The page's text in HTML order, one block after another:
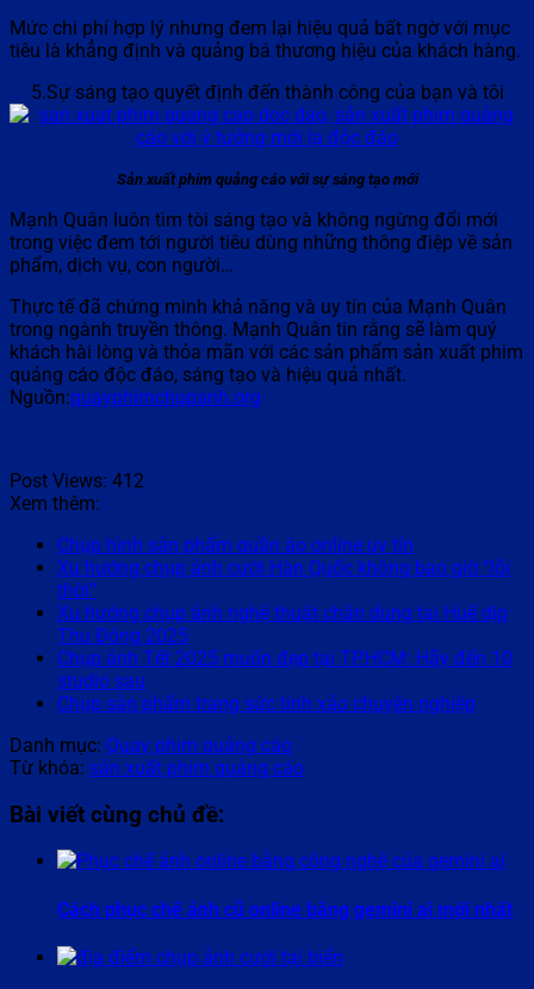
Mức chi phí hợp lý nhưng đem lại hiệu quả bất ngờ với mục
tiêu là khẳng định và quảng bá thương hiệu của khách hàng.
5.Sự sáng tạo quyết định đến thành công của bạn và tôi
Sản xuất phim quảng cáo với sự sáng tạo mới
Mạnh Quân luôn tìm tòi sáng tạo và không ngừng đổi mới
trong việc đem tới người tiêu dùng những thông điệp về sản
phẩm, dịch vụ, con người…
Thực tế đã chứng minh khả năng và uy tín của Mạnh Quân
trong ngành truyền thông. Mạnh Quân tin rằng sẽ làm quý
khách hài lòng và thỏa mãn với các sản phẩm sản xuất phim
quảng cáo độc đáo, sáng tạo và hiệu quả nhất.
Nguồn:quayphimchupanh.org
Post Views: 412
Xem thêm:
Chụp hình sản phẩm quần áo online uy tín
Xu hướng chụp ảnh cưới Hàn Quốc không bao giờ “lỗi
thời”
Xu hướng chụp ảnh nghệ thuật chân dung tại Huế dịp
Thu Đông 2025
Chụp ảnh Tết 2025 muốn đẹp tại TP.HCM: Hãy đến 10
studio sau
Chụp sản phẩm trang sức tinh xảo chuyên nghiệp
Danh mục: Quay phim quảng cáo
Từ khóa: sản xuất phim quảng cáo
Bài viết cùng chủ đề:
Cách phục chế ảnh cũ online bằng gemini ai mới nhất